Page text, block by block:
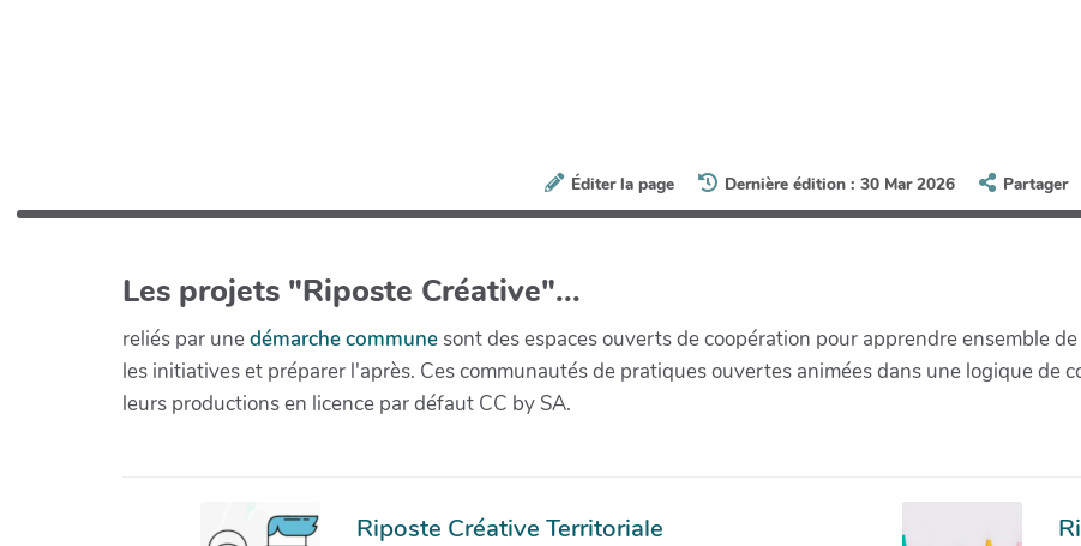
Éditer la page Dernière édition : 30 Mar 2026 Partager
Les projets "Riposte Créative"...
reliés par unedémarche communesont des espaces ouverts de coopération pour apprendre ensemble
les initiatives et préparer l'après. Ces communautés de pratiques ouvertes animées dans une logique de
leurs productions en licence par défaut CC by SA.
Riposte Créative Territoriale